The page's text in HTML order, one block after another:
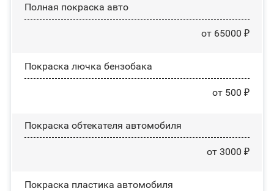
Полная покраска авто
от 65000 ₽
Покраска лючка бензобака
от 500 ₽
Покраска обтекателя автомобиля
от 3000 ₽
Покраска пластика автомобиля